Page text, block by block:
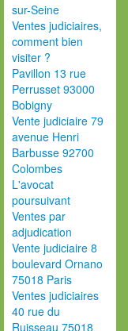
sur-Seine
Ventes judiciaires,
comment bien
visiter ?
Pavillon 13 rue
Perrusset 93000
Bobigny
Vente judiciaire 79
avenue Henri
Barbusse 92700
Colombes
L'avocat
poursuivant
Ventes par
adjudication
Vente judiciaire 8
boulevard Ornano
75018 Paris
Ventes judiciaires
40 rue du
Ruisseau 75018